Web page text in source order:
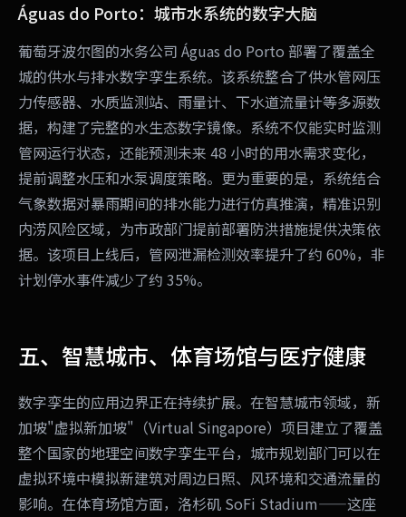
Águas do Porto：城市水系统的数字大脑
葡萄牙波尔图的水务公司 Águas do Porto 部署了覆盖全
城的供水与排水数字孪生系统。该系统整合了供水管网压
力传感器、水质监测站、雨量计、下水道流量计等多源数
据，构建了完整的水生态数字镜像。系统不仅能实时监测
管网运行状态，还能预测未来 48 小时的用水需求变化，
提前调整水压和水泵调度策略。更为重要的是，系统结合
气象数据对暴雨期间的排水能力进行仿真推演，精准识别
内涝风险区域，为市政部门提前部署防洪措施提供决策依
据。该项目上线后，管网泄漏检测效率提升了约 60%，非
计划停水事件减少了约 35%。
五、智慧城市、体育场馆与医疗健康
数字孪生的应用边界正在持续扩展。在智慧城市领域，新
加坡"虚拟新加坡"（Virtual Singapore）项目建立了覆盖
整个国家的地理空间数字孪生平台，城市规划部门可以在
虚拟环境中模拟新建筑对周边日照、风环境和交通流量的
影响。在体育场馆方面，洛杉矶 SoFi Stadium——这座